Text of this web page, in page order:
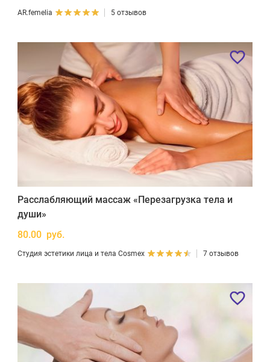
AR.femelia 5 отзывов
Расслабляющий массаж «Перезагрузка тела и
души»
80.00 руб.
Студия эстетики лица и тела Cosmex 7 отзывов